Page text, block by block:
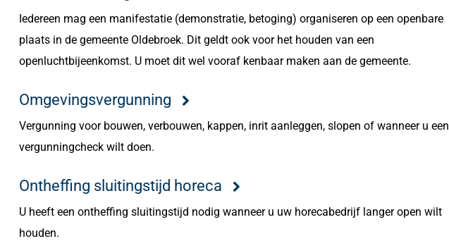
Iedereen mag een manifestatie (demonstratie, betoging) organiseren op een openbare
plaats in de gemeente Oldebroek. Dit geldt ook voor het houden van een
openluchtbijeenkomst. U moet dit wel vooraf kenbaar maken aan de gemeente.
Omgevingsvergunning
Vergunning voor bouwen, verbouwen, kappen, inrit aanleggen, slopen of wanneer u een
vergunningcheck wilt doen.
Ontheffing sluitingstijd horeca
U heeft een ontheffing sluitingstijd nodig wanneer u uw horecabedrijf langer open wilt
houden.